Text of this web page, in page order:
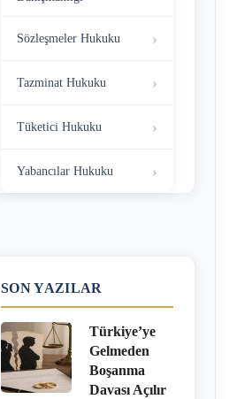
Sözleşmeler Hukuku
Tazminat Hukuku
Tüketici Hukuku
Yabancılar Hukuku
SON YAZILAR
Türkiye’ye
Gelmeden
Boşanma
Davası Açılır